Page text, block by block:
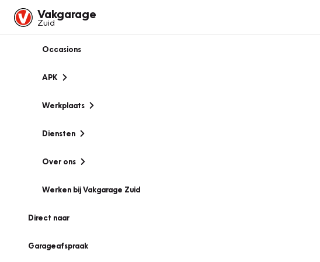
Vakgarage
Zuid
Occasions
APK
Werkplaats
Diensten
Over ons
Werken bij Vakgarage Zuid
Direct naar
Garageafspraak